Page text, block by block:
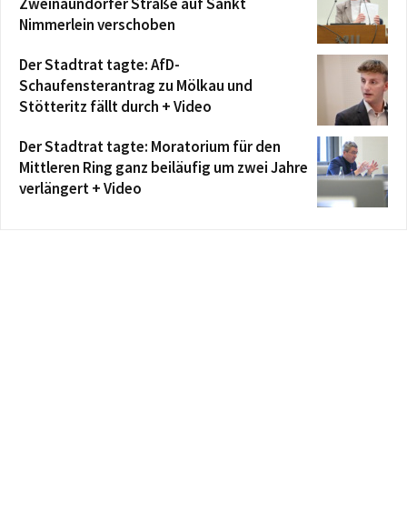
Nimmerlein verschoben
Der Stadtrat tagte: AfD-
Schaufensterantrag zu Mölkau und
Stötteritz fällt durch + Video
Der Stadtrat tagte: Moratorium für den
Mittleren Ring ganz beiläufig um zwei Jahre
verlängert + Video